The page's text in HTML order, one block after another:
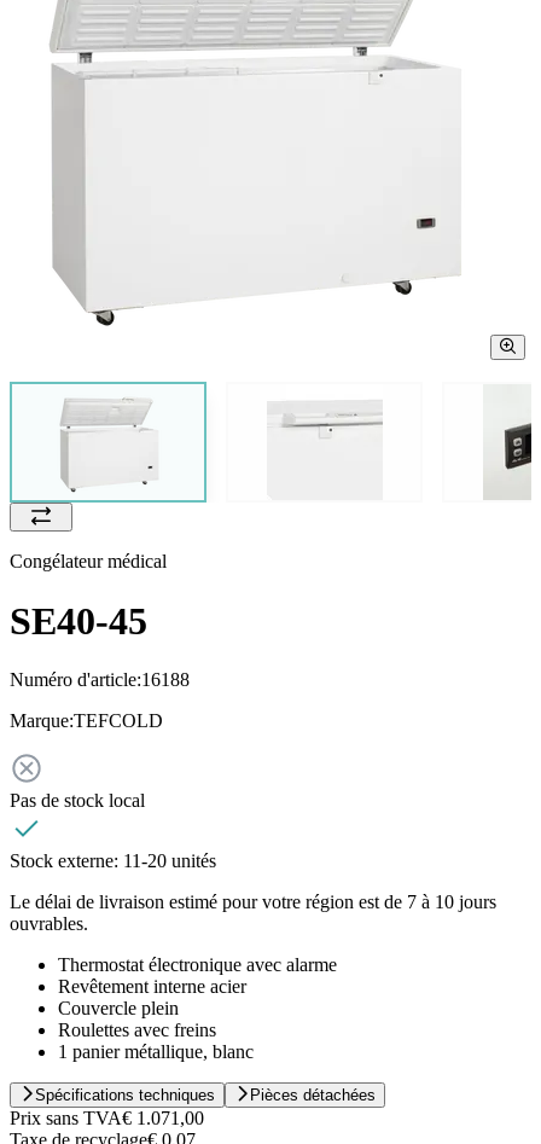
Congélateur médical
SE40-45
Numéro d'article:16188
Marque:TEFCOLD
Pas de stock local
Stock externe: 11-20 unités
Le délai de livraison estimé pour votre région est de 7 à 10 jours
ouvrables.
Thermostat électronique avec alarme
Revêtement interne acier
Couvercle plein
Roulettes avec freins
1 panier métallique, blanc
Spécifications techniques Pièces détachées
Prix sans TVA€ 1.071,00